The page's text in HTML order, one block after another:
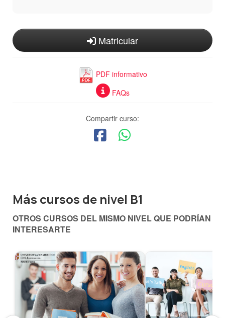
Matricular
PDF informativo
FAQs
Compartir curso:
Más cursos de nivel B1
OTROS CURSOS DEL MISMO NIVEL QUE PODRÍAN
INTERESARTE